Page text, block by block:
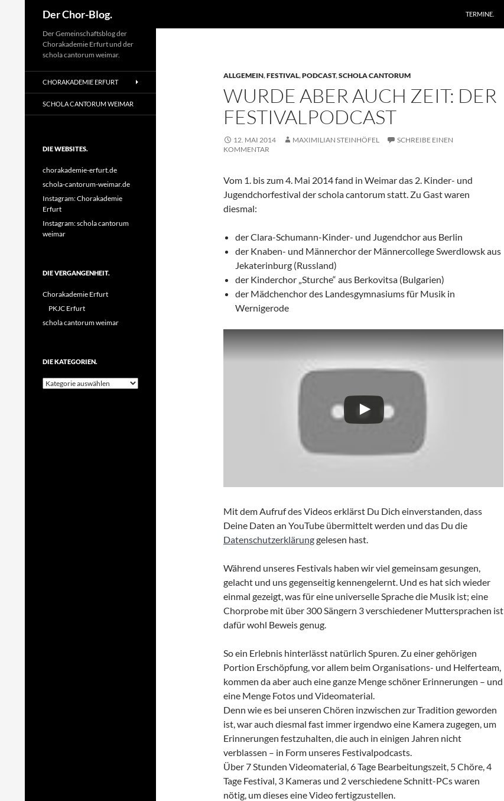
Der Chor-Blog.
TERMINE.
ALLGEMEIN,FESTIVAL,PODCAST,SCHOLA CANTORUM
WURDE ABER AUCH ZEIT: DER
FESTIVALPODCAST
12. MAI 2014 MAXIMILIAN STEINHÖFEL
SCHREIBE EINEN
KOMMENTAR
Vom 1. bis zum 4. Mai 2014 fand in Weimar das 2. Kinder- und
Jugendchorfestival der schola cantorum statt. Zu Gast waren
diesmal:
der Clara-Schumann-Kinder- und Jugendchor aus Berlin
der Knaben- und Männerchor der Männercollege Swerdlowsk aus
Jekaterinburg (Russland)
der Kinderchor „Sturche“ aus Berkovitsa (Bulgarien)
der Mädchenchor des Landesgymnasiums für Musik in
Wernigerode
Mit dem Aufruf des Videos erklärst Du Dich einverstanden, dass
Deine Daten an YouTube übermittelt werden und das Du die
Datenschutzerklärunggelesen hast.
Während unseres Festivals haben wir viel gemeinsam gesungen,
gelacht und uns gegenseitig kennengelernt. Und es hat sich wieder
einmal gezeigt, was für eine universelle Sprache die Musik ist; eine
Chorprobe mit über 300 Sängern 3 verschiedener Muttersprachen ist
dafür wohl Beweis genug.
So ein Erlebnis hinterlässt natürlich Spuren. Zu einer gehörigen
Portion Erschöpfung, vor allem beim Organisations- und Helferteam,
kommen da aber auch eine ganze Menge schöner Erinnerungen – und
eine Menge Fotos und Videomaterial.
Denn wie es bei unseren Chören inzwischen zur Tradition geworden
ist, war auch diesmal fast immer irgendwo eine Kamera zugegen, um
Erinnerungen festzuhalten, die auch in einigen Jahren nicht
verblassen – in Form unseres Festivalpodcasts.
Über 7 Stunden Videomaterial, 6 Tage Bearbeitungszeit, 5 Chöre, 4
Tage Festival, 3 Kameras und 2 verschiedene Schnitt-PCs waren
nötig, um dieses eine Video fertigzustellen.
Der Gemeinschaftsblog der
Chorakademie Erfurt und der
schola cantorum weimar.
CHORAKADEMIE ERFURT
SCHOLA CANTORUM WEIMAR
DIE WEBSITES.
chorakademie-erfurt.de
schola-cantorum-weimar.de
Instagram: Chorakademie
Erfurt
Instagram: schola cantorum
weimar
DIE VERGANGENHEIT.
Chorakademie Erfurt
PKJC Erfurt
schola cantorum weimar
DIE KATEGORIEN.
Die